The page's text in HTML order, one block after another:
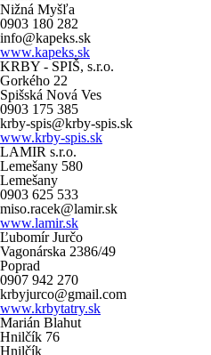
Nižná Myšľa
0903 180 282
info@kapeks.sk
www.kapeks.sk
KRBY - SPIŠ, s.r.o.
Gorkého 22
Spišská Nová Ves
0903 175 385
krby-spis@krby-spis.sk
www.krby-spis.sk
LAMIR s.r.o.
Lemešany 580
Lemešany
0903 625 533
miso.racek@lamir.sk
www.lamir.sk
Ľubomír Jurčo
Vagonárska 2386/49
Poprad
0907 942 270
krbyjurco@gmail.com
www.krbytatry.sk
Marián Blahut
Hnilčík 76
Hnilčík